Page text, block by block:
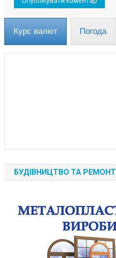
Курс валют Погода
БУДІВНИЦТВО ТА РЕМОНТ